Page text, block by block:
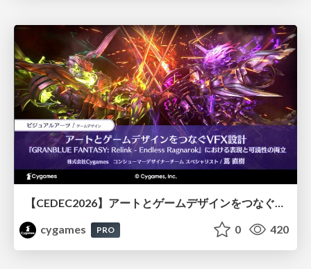
【CEDEC2026】アートとゲームデザインをつなぐVFX設計『GRANBLUE FANTASY: Relink - Endless Ragnarok』における表現と可読性の両立
cygames
PRO 0 420